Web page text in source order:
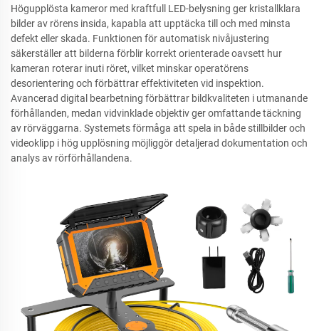
Högupplösta kameror med kraftfull LED-belysning ger kristallklara
bilder av rörens insida, kapabla att upptäcka till och med minsta
defekt eller skada. Funktionen för automatisk nivåjustering
säkerställer att bilderna förblir korrekt orienterade oavsett hur
kameran roterar inuti röret, vilket minskar operatörens
desorientering och förbättrar effektiviteten vid inspektion.
Avancerad digital bearbetning förbättrar bildkvaliteten i utmanande
förhållanden, medan vidvinklade objektiv ger omfattande täckning
av rörväggarna. Systemets förmåga att spela in både stillbilder och
videoklipp i hög upplösning möjliggör detaljerad dokumentation och
analys av rörförhållandena.